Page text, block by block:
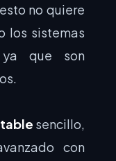
no quiere
los sistemas
ya que son
sencillo,
con